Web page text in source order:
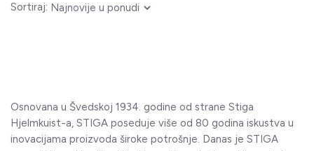
Sortiraj:
Osnovana u Švedskoj 1934. godine od strane Stiga
Hjelmkuist-a, STIGA poseduje više od 80 godina iskustva u
inovacijama proizvoda široke potrošnje. Danas je STIGA